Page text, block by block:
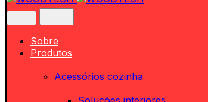
Sobre
Produtos
Acessórios cozinha